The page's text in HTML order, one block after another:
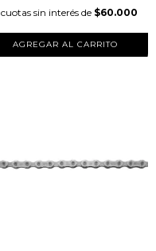
cuotas sin interés de $60.000
AGREGAR AL CARRITO